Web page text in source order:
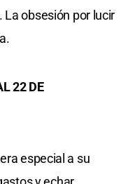
obsesión por lucir
22 DE
especial a su